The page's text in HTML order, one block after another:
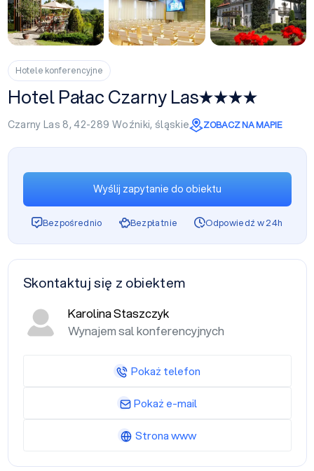
Hotele konferencyjne
Hotel Pałac Czarny Las
Czarny Las 8, 42-289 Woźniki, śląskie ZOBACZ NA MAPIE
Wyślij zapytanie do obiektu
Bezpośrednio Bezpłatnie Odpowiedź w 24h
Skontaktuj się z obiektem
Karolina Staszczyk
Wynajem sal konferencyjnych
Pokaż telefon
Pokaż e-mail
Strona www